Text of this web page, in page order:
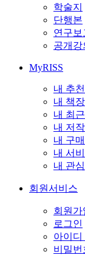
학술지
단행본
연구보
공개강
MyRISS
내 추
내 책장
내 최
내 저
내 구
내 서
내 관
회원서비스
회원가
로그인
아이디
비밀번